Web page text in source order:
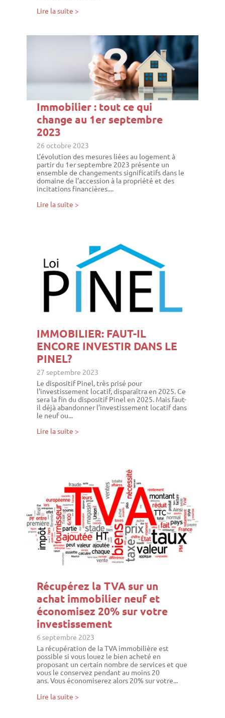
Lire la suite >
Immobilier : tout ce qui
change au 1er septembre
2023
26 octobre 2023
L’évolution des mesures liées au logement à
partir du 1er septembre 2023 présente un
ensemble de changements significatifs dans le
domaine de l’accession à la propriété et des
incitations financières....
Lire la suite >
IMMOBILIER: FAUT-IL
ENCORE INVESTIR DANS LE
PINEL?
27 septembre 2023
Le dispositif Pinel, très prisé pour
l’investissement locatif, disparaîtra en 2025. Ce
sera la fin du dispositif Pinel en 2025. Mais faut-
il déjà abandonner l’investissement locatif dans
le neuf ou...
Lire la suite >
Récupérez la TVA sur un
achat immobilier neuf et
économisez 20% sur votre
investissement
6 septembre 2023
La récupération de la TVA immobilière est
possible si vous louez le bien acheté en
proposant un certain nombre de services et que
vous le conservez pendant au moins 20
ans. Vous économiserez alors 20% sur votre...
Lire la suite >